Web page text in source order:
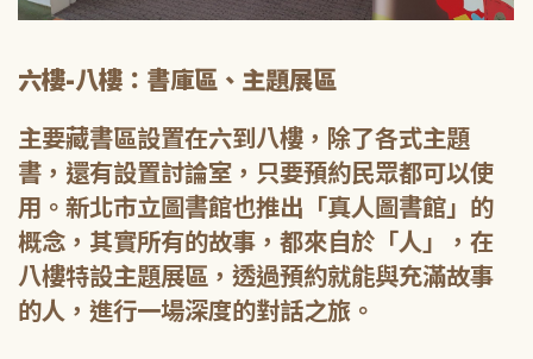
六樓-八樓：書庫區、主題展區
主要藏書區設置在六到八樓，除了各式主題
書，還有設置討論室，只要預約民眾都可以使
用。新北市立圖書館也推出「真人圖書館」的
概念，其實所有的故事，都來自於「人」，在
八樓特設主題展區，透過預約就能與充滿故事
的人，進行一場深度的對話之旅。